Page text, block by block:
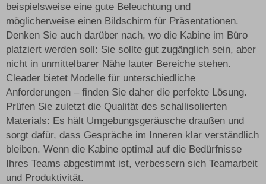
beispielsweise eine gute Beleuchtung und
möglicherweise einen Bildschirm für Präsentationen.
Denken Sie auch darüber nach, wo die Kabine im Büro
platziert werden soll: Sie sollte gut zugänglich sein, aber
nicht in unmittelbarer Nähe lauter Bereiche stehen.
Cleader bietet Modelle für unterschiedliche
Anforderungen – finden Sie daher die perfekte Lösung.
Prüfen Sie zuletzt die Qualität des schallisolierten
Materials: Es hält Umgebungsgeräusche draußen und
sorgt dafür, dass Gespräche im Inneren klar verständlich
bleiben. Wenn die Kabine optimal auf die Bedürfnisse
Ihres Teams abgestimmt ist, verbessern sich Teamarbeit
und Produktivität.